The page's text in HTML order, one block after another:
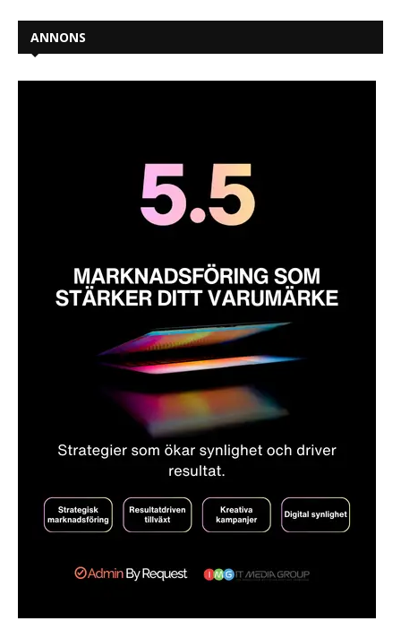
ANNONS